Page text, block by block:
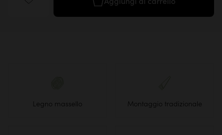
Legno massello Montaggio tradizionale